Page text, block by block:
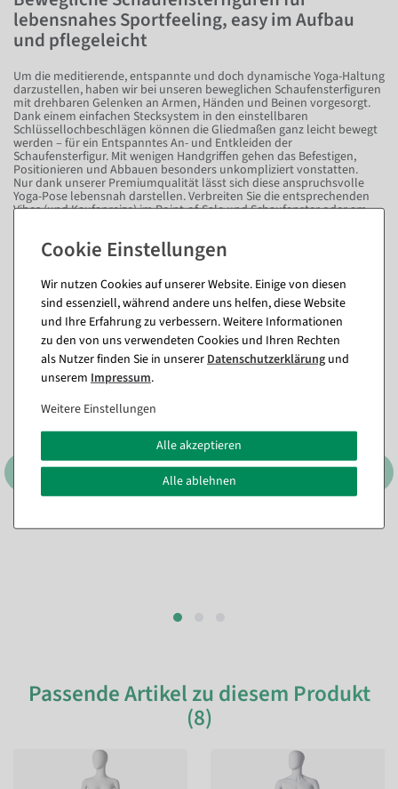
lebensnahes Sportfeeling, easy im Aufbau
und pflegeleicht
Um die meditierende, entspannte und doch dynamische Yoga-Haltung
darzustellen, haben wir bei unseren beweglichen Schaufensterfiguren
mit drehbaren Gelenken an Armen, Händen und Beinen vorgesorgt.
Dank einem einfachen Stecksystem in den einstellbaren
Schlüssellochbeschlägen können die Gliedmaßen ganz leicht bewegt
werden – für ein Entspanntes An- und Entkleiden der
Schaufensterfigur. Mit wenigen Handgriffen gehen das Befestigen,
Positionieren und Abbauen besonders unkompliziert vonstatten.
Nur dank unserer Premiumqualität lässt sich diese anspruchsvolle
Yoga-Pose lebensnah darstellen. Verbreiten Sie die entsprechenden
Vibes (und Kaufanreize) im Point-of-Sale und Schaufenster oder am
Fragen zum Artikel
Dieser Artikel in anderen Ausführungen
Passende Artikel zu diesem Produkt
(8)
Wir nutzen Cookies auf unserer Website. Einige von diesen
sind essenziell, während andere uns helfen, diese Website
und Ihre Erfahrung zu verbessern. Weitere Informationen
zu den von uns verwendeten Cookies und Ihren Rechten
als Nutzer finden Sie in unsererDaten­schutz­erklärung und
unserem Impressum.
Weitere Einstellungen
Alle akzeptieren
Alle ablehnen